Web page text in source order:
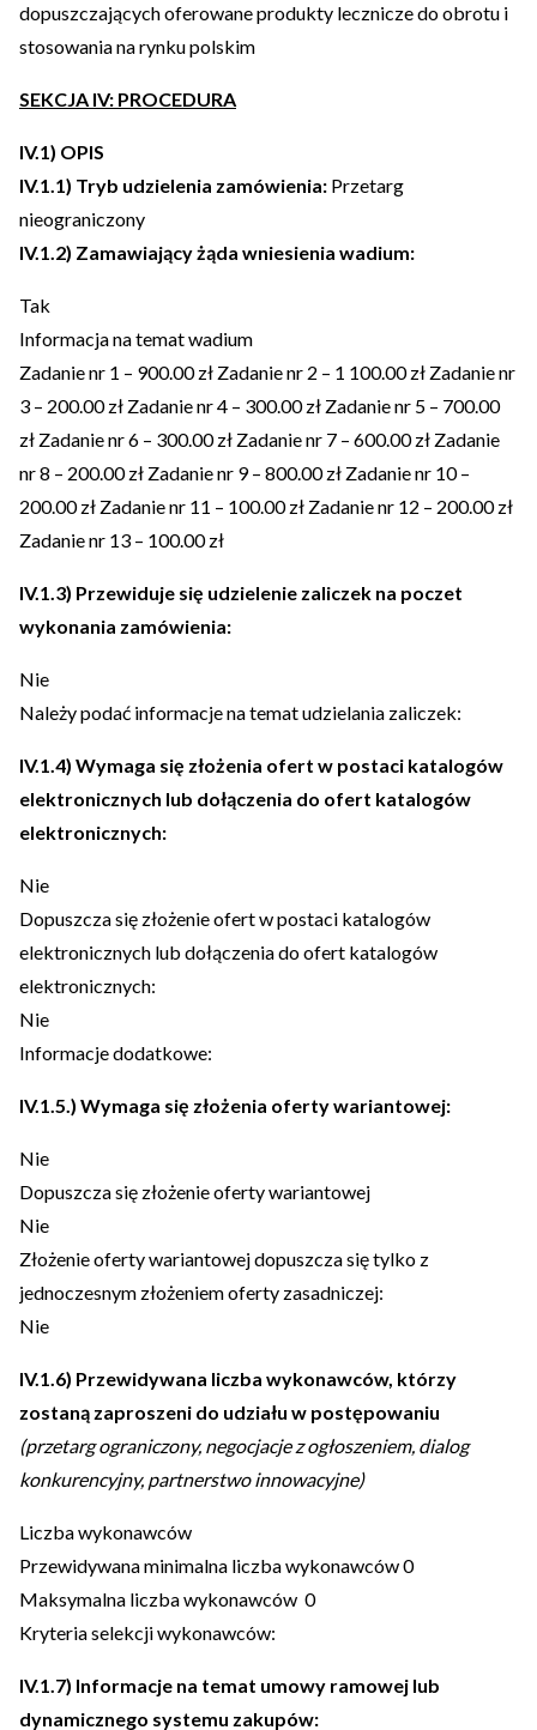
dopuszczających oferowane produkty lecznicze do obrotu i
stosowania na rynku polskim
SEKCJA IV: PROCEDURA
IV.1) OPIS
IV.1.1) Tryb udzielenia zamówienia: Przetarg
nieograniczony
IV.1.2) Zamawiający żąda wniesienia wadium:
Tak
Informacja na temat wadium
Zadanie nr 1 – 900.00 zł Zadanie nr 2 – 1 100.00 zł Zadanie nr
3 – 200.00 zł Zadanie nr 4 – 300.00 zł Zadanie nr 5 – 700.00
zł Zadanie nr 6 – 300.00 zł Zadanie nr 7 – 600.00 zł Zadanie
nr 8 – 200.00 zł Zadanie nr 9 – 800.00 zł Zadanie nr 10 –
200.00 zł Zadanie nr 11 – 100.00 zł Zadanie nr 12 – 200.00 zł
Zadanie nr 13 – 100.00 zł
IV.1.3) Przewiduje się udzielenie zaliczek na poczet
wykonania zamówienia:
Nie
Należy podać informacje na temat udzielania zaliczek:
IV.1.4) Wymaga się złożenia ofert w postaci katalogów
elektronicznych lub dołączenia do ofert katalogów
elektronicznych:
Nie
Dopuszcza się złożenie ofert w postaci katalogów
elektronicznych lub dołączenia do ofert katalogów
elektronicznych:
Nie
Informacje dodatkowe:
IV.1.5.) Wymaga się złożenia oferty wariantowej:
Nie
Dopuszcza się złożenie oferty wariantowej
Nie
Złożenie oferty wariantowej dopuszcza się tylko z
jednoczesnym złożeniem oferty zasadniczej:
Nie
IV.1.6) Przewidywana liczba wykonawców, którzy
zostaną zaproszeni do udziału w postępowaniu
(przetarg ograniczony, negocjacje z ogłoszeniem, dialog
konkurencyjny, partnerstwo innowacyjne)
Liczba wykonawców
Przewidywana minimalna liczba wykonawców 0
Maksymalna liczba wykonawców 0
Kryteria selekcji wykonawców:
IV.1.7) Informacje na temat umowy ramowej lub
dynamicznego systemu zakupów: